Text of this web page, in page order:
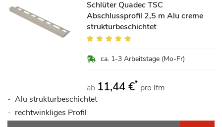
Schlüter Quadec TSC
Abschlussprofil 2,5 m Alu creme
strukturbeschichtet
Bewertung:
ca. 1-3 Arbeitstage (Mo-Fr)
ab 11,44 €* pro lfm
Alu strukturbeschichtet
rechtwinkliges Profil